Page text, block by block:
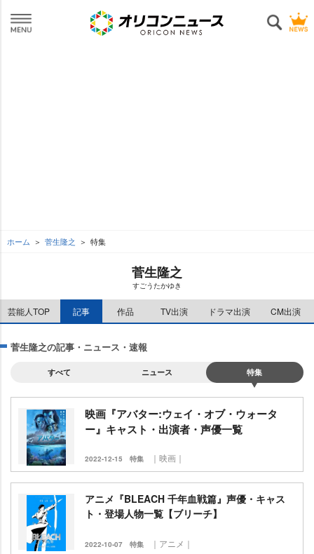
ホーム 菅生隆之 特集
菅生隆之
すごうたかゆき
芸能人TOP 記事 作品 TV出演 ドラマ出演 CM出演
菅生隆之の記事・ニュース・速報
すべて ニュース 特集
映画『アバター:ウェイ・オブ・ウォータ
ー』キャスト・出演者・声優一覧
2022-12-15 特集 ｜映画｜
アニメ『BLEACH 千年血戦篇』声優・キャス
ト・登場人物一覧【ブリーチ】
2022-10-07 特集 ｜アニメ｜